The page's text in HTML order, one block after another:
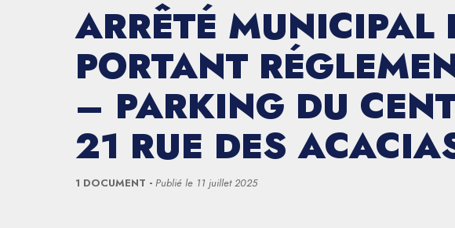
ARRÊTÉ
PORTANT
– PARKING DU
21 RUE DES
1 DOCUMENT Publié le 11 juillet 2025